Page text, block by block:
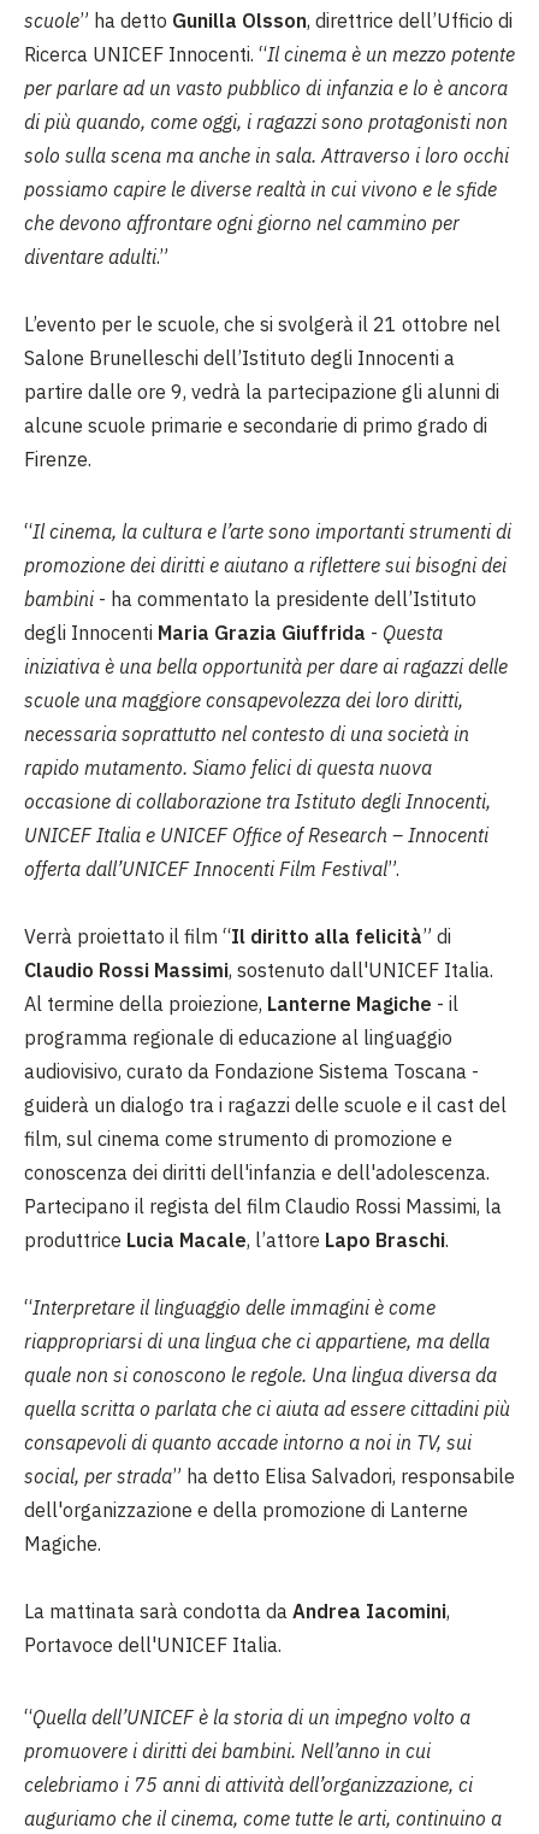
scuole” ha detto Gunilla Olsson, direttrice dell’Ufficio di
Ricerca UNICEF Innocenti. “Il cinema è un mezzo potente
per parlare ad un vasto pubblico di infanzia e lo è ancora
di più quando, come oggi, i ragazzi sono protagonisti non
solo sulla scena ma anche in sala. Attraverso i loro occhi
possiamo capire le diverse realtà in cui vivono e le sfide
che devono affrontare ogni giorno nel cammino per
diventare adulti.”
L’evento per le scuole, che si svolgerà il 21 ottobre nel
Salone Brunelleschi dell’Istituto degli Innocenti a
partire dalle ore 9, vedrà la partecipazione gli alunni di
alcune scuole primarie e secondarie di primo grado di
Firenze.
“Il cinema, la cultura e l’arte sono importanti strumenti di
promozione dei diritti e aiutano a riflettere sui bisogni dei
bambini - ha commentato la presidente dell’Istituto
degli Innocenti Maria Grazia Giuffrida - Questa
iniziativa è una bella opportunità per dare ai ragazzi delle
scuole una maggiore consapevolezza dei loro diritti,
necessaria soprattutto nel contesto di una società in
rapido mutamento. Siamo felici di questa nuova
occasione di collaborazione tra Istituto degli Innocenti,
UNICEF Italia e UNICEF Office of Research – Innocenti
offerta dall’UNICEF Innocenti Film Festival”.
Verrà proiettato il film “Il diritto alla felicità” di
Claudio Rossi Massimi, sostenuto dall'UNICEF Italia.
Al termine della proiezione, Lanterne Magiche - il
programma regionale di educazione al linguaggio
audiovisivo, curato da Fondazione Sistema Toscana -
guiderà un dialogo tra i ragazzi delle scuole e il cast del
film, sul cinema come strumento di promozione e
conoscenza dei diritti dell'infanzia e dell'adolescenza.
Partecipano il regista del film Claudio Rossi Massimi, la
produttrice Lucia Macale, l’attore Lapo Braschi.
“Interpretare il linguaggio delle immagini è come
riappropriarsi di una lingua che ci appartiene, ma della
quale non si conoscono le regole. Una lingua diversa da
quella scritta o parlata che ci aiuta ad essere cittadini più
consapevoli di quanto accade intorno a noi in TV, sui
social, per strada” ha detto Elisa Salvadori, responsabile
dell'organizzazione e della promozione di Lanterne
Magiche.
La mattinata sarà condotta da Andrea Iacomini,
Portavoce dell'UNICEF Italia.
“Quella dell’UNICEF è la storia di un impegno volto a
promuovere i diritti dei bambini. Nell’anno in cui
celebriamo i 75 anni di attività dell’organizzazione, ci
auguriamo che il cinema, come tutte le arti, continuino a